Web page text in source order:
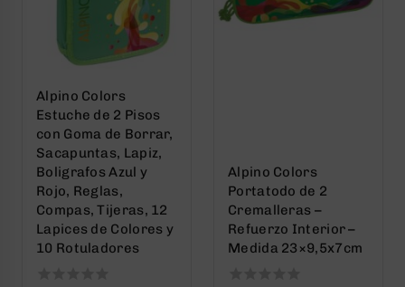
Alpino Colors
Estuche de 2 Pisos
con Goma de Borrar,
Sacapuntas, Lapiz,
Boligrafos Azul y
Rojo, Reglas,
Compas, Tijeras, 12
Lapices de Colores y
10 Rotuladores
Alpino Colors
Portatodo de 2
Cremalleras –
Refuerzo Interior –
Medida 23×9,5x7cm